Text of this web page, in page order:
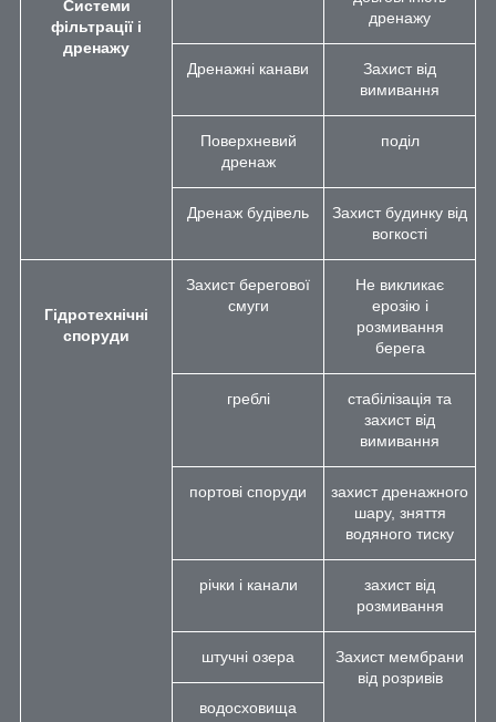
Системи
фільтрації і
дренажу
дренажу
Дренажні канави
Захист від
вимивання
Поверхневий
дренаж
поділ
Дренаж будівель
Захист будинку від
вогкості
Гідротехнічні
споруди
Захист берегової
смуги
Не викликає
ерозію і
розмивання
берега
греблі
стабілізація та
захист від
вимивання
портові споруди
захист дренажного
шару, зняття
водяного тиску
річки і канали
захист від
розмивання
штучні озера
Захист мембрани
від розривів
водосховища